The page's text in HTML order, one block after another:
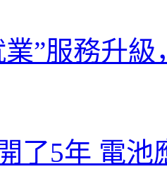
業”服務升
了5年 電